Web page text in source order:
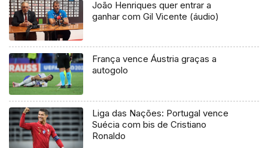
João Henriques quer entrar a
ganhar com Gil Vicente (áudio)
França vence Áustria graças a
autogolo
Liga das Nações: Portugal vence
Suécia com bis de Cristiano
Ronaldo